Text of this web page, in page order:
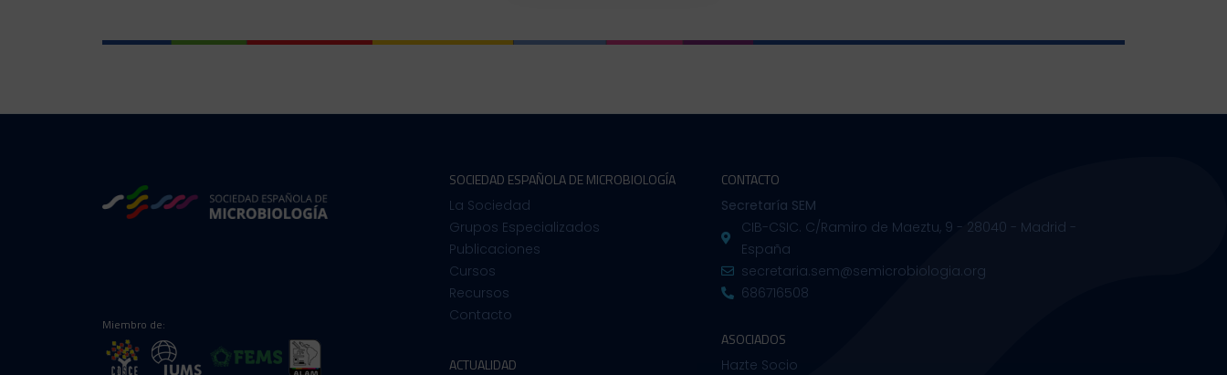
Miembro de:
SOCIEDAD ESPAÑOLA DE MICROBIOLOGÍA
La Sociedad
Grupos Especializados
Publicaciones
Cursos
Recursos
Contacto
ACTUALIDAD
CONTACTO
Secretaría SEM
CIB-CSIC. C/Ramiro de Maeztu, 9 - 28040 - Madrid -
España
secretaria.sem@semicrobiologia.org
686716508
ASOCIADOS
Hazte Socio